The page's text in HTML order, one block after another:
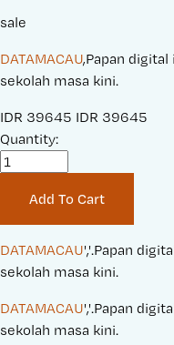
sale
DATAMACAU,Papan
sekolah masa kini.
S
a
r
i
c
:
IDR 39645 O
i
n
a
l
r
i
IDR 39645
Quantity:
Add To Cart
DATAMACAU','.Papan
sekolah masa kini.
DATAMACAU','.Papan
sekolah masa kini.